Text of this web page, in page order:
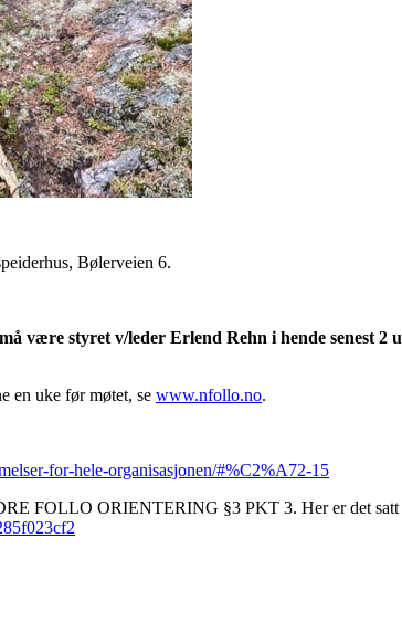
Bølerveien 6.
være styret v/leder Erlend Rehn i hende senest 2
en uke før møtet, se www.nfollo.no.
for-hele-organisasjonen/#%C2%A72-15
FOLLO ORIENTERING §3 PKT 3. Her er det satt